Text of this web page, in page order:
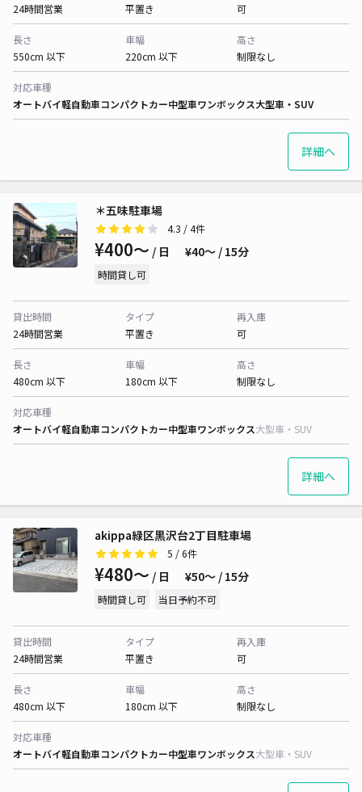
24時間営業
平置き
可
長さ
550cm 以下
車幅
220cm 以下
高さ
制限なし
対応車種
オートバイ軽自動車コンパクトカー中型車ワンボックス大型車・SUV
詳細へ
＊五味駐車場
4.3 / 4件
¥400〜 / 日 ¥40〜 / 15分
時間貸し可
貸出時間
24時間営業
タイプ
平置き
再入庫
可
長さ
480cm 以下
車幅
180cm 以下
高さ
制限なし
対応車種
オートバイ軽自動車コンパクトカー中型車ワンボックス大型車・SUV
詳細へ
akippa緑区黒沢台2丁目駐車場
5 / 6件
¥480〜 / 日 ¥50〜 / 15分
時間貸し可 当日予約不可
貸出時間
24時間営業
タイプ
平置き
再入庫
可
長さ
480cm 以下
車幅
180cm 以下
高さ
制限なし
対応車種
オートバイ軽自動車コンパクトカー中型車ワンボックス大型車・SUV